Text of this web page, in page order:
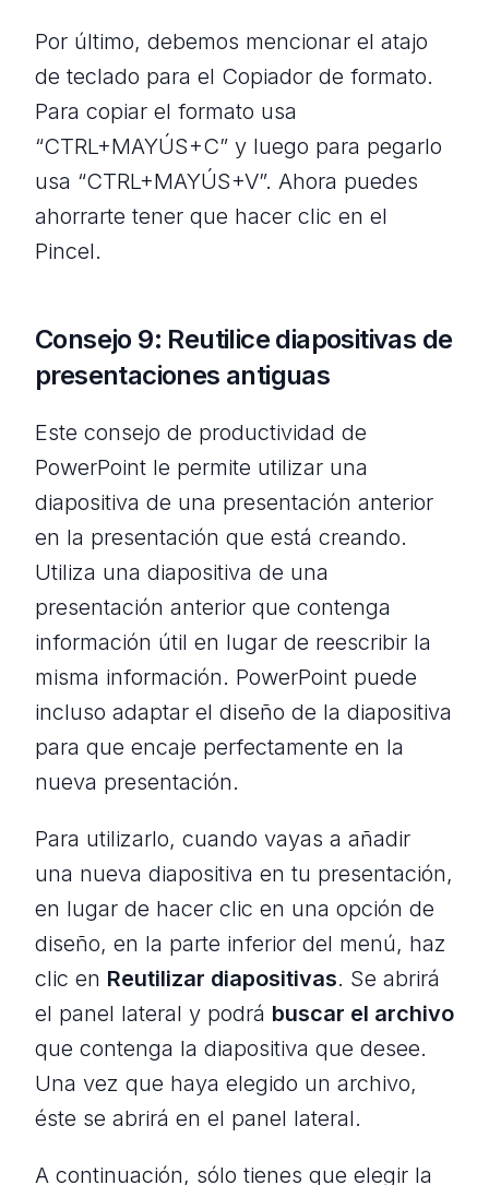
Por último, debemos mencionar el atajo
de teclado para el Copiador de formato.
Para copiar el formato usa
“CTRL+MAYÚS+C” y luego para pegarlo
usa “CTRL+MAYÚS+V”. Ahora puedes
ahorrarte tener que hacer clic en el
Pincel.
Consejo 9: Reutilice diapositivas de
presentaciones antiguas
Este consejo de productividad de
PowerPoint le permite utilizar una
diapositiva de una presentación anterior
en la presentación que está creando.
Utiliza una diapositiva de una
presentación anterior que contenga
información útil en lugar de reescribir la
misma información. PowerPoint puede
incluso adaptar el diseño de la diapositiva
para que encaje perfectamente en la
nueva presentación.
Para utilizarlo, cuando vayas a añadir
una nueva diapositiva en tu presentación,
en lugar de hacer clic en una opción de
diseño, en la parte inferior del menú, haz
clic en Reutilizar diapositivas. Se abrirá
el panel lateral y podrá buscar el archivo
que contenga la diapositiva que desee.
Una vez que haya elegido un archivo,
éste se abrirá en el panel lateral.
A continuación, sólo tienes que elegir la